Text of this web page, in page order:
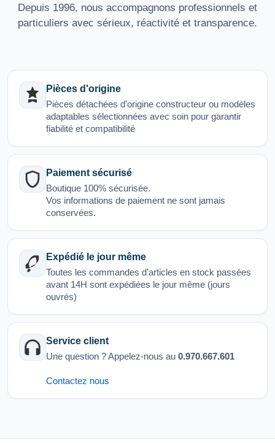
Depuis 1996, nous accompagnons professionnels et
particuliers avec sérieux, réactivité et transparence.
Pièces d'origine
Pièces détachées d’origine constructeur ou modèles
adaptables sélectionnées avec soin pour garantir
fiabilité et compatibilité
Paiement sécurisé
Boutique 100% sécurisée.
Vos informations de paiement ne sont jamais
conservées.
Expédié le jour même
Toutes les commandes d'articles en stock passées
avant 14H sont expédiées le jour même (jours
ouvrés)
Service client
Une question ? Appelez-nous au 0.970.667.601
Contactez nous